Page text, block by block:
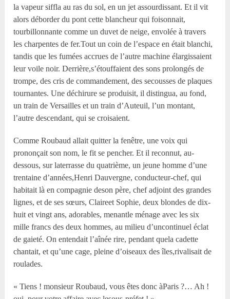
la vapeur siffla au ras du sol, en un jet assourdissant. Et il vit
alors déborder du pont cette blancheur qui foisonnait,
tourbillonnante comme un duvet de neige, envolée à travers
les charpentes de fer.Tout un coin de l’espace en était blanchi,
tandis que les fumées accrues de l’autre machine élargissaient
leur voile noir. Derrière,s’étouffaient des sons prolongés de
trompe, des cris de commandement, des secousses de plaques
tournantes. Une déchirure se produisit, il distingua, au fond,
un train de Versailles et un train d’Auteuil, l’un montant,
l’autre descendant, qui se croisaient.
Comme Roubaud allait quitter la fenêtre, une voix qui
prononçait son nom, le fit se pencher. Et il reconnut, au-
dessous, sur laterrasse du quatrième, un jeune homme d’une
trentaine d’années,Henri Dauvergne, conducteur-chef, qui
habitait là en compagnie deson père, chef adjoint des grandes
lignes, et de ses sœurs, Claireet Sophie, deux blondes de dix-
huit et vingt ans, adorables, menantle ménage avec les six
mille francs des deux hommes, au milieu d’uncontinuel éclat
de gaieté. On entendait l’aînée rire, pendant quela cadette
chantait, et qu’une cage, pleine d’oiseaux des îles,rivalisait de
roulades.
« Tiens ! monsieur Roubaud, vous êtes donc àParis ?… Ah !